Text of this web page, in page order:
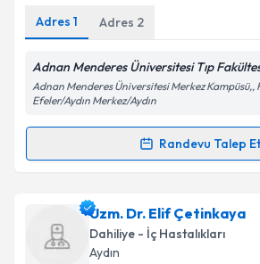
Kişisel verilerimin işlenmesine
Metni'ni okudum ve kişisel
Adres 1 Adres 2
Adnan Menderes Üniversitesi Tıp
Adnan Menderes Üniversitesi Merkez Kampüsü,,
Efeler/Aydın Merkez/Aydın
Randevu Talep Et
Randevu Takvimi Talebi
Ass. Dr. Yasemin Karaiçin
oluşturun. Size bu uzmandan
takvim hazırlandığında e-posta ile
Uzm. Dr. Elif Çetinkaya
Dahiliye - İç Hastalıkları
Aydın